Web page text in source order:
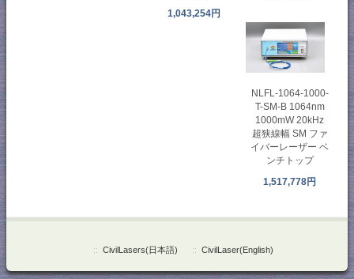
1,043,254円
NLFL-1064-1000-
T-SM-B 1064nm
1000mW 20kHz
超狭線幅 SM ファ
イバーレーザー ベ
ンチトップ
1,517,778円
:: CivilLasers(日本語) :: CivilLaser(English)